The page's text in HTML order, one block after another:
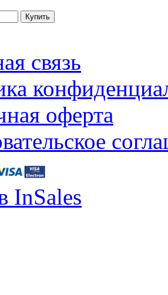
связь
оферта
InSales